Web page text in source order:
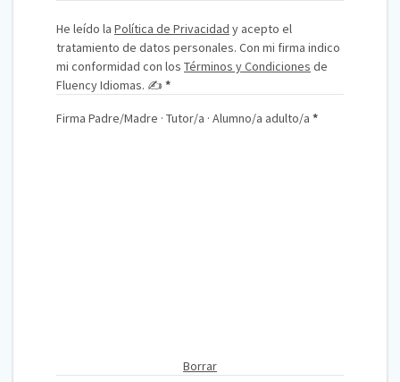
He leído la Política de Privacidad y acepto el
tratamiento de datos personales. Con mi firma indico
mi conformidad con los Términos y Condiciones de
Fluency Idiomas. ✍️ *
Firma Padre/Madre · Tutor/a · Alumno/a adulto/a *
Borrar